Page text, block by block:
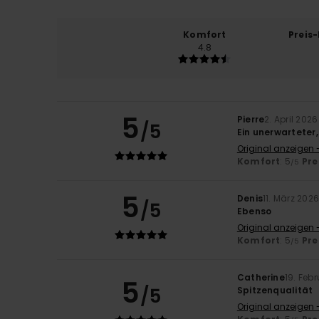
Komfort
4.8
5/5 Pierre2. April 2026
Ein
Original anzeigen
Komfort: 5/5
5/5 Denis11. März 2026
Ebenso
Original anzeigen
Komfort: 5/5
5/5
Catherine19.
Spitzenqualität
Original anzeigen